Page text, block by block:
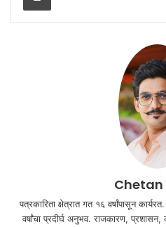
Chetan
पत्रकारिता क्षेत्रात गत १६ वर्षांपासून
वर्षांचा प्रदीर्घ अनुभव. राजकारण,